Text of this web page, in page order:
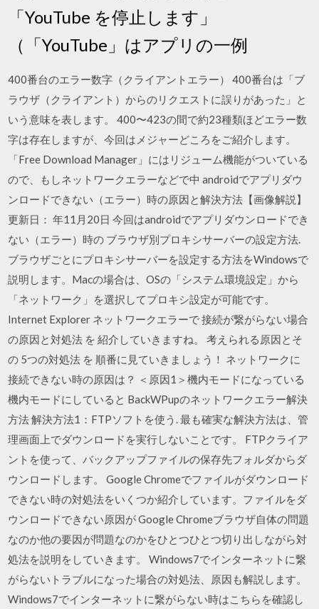
「YouTube を停止します」
（「YouTube」はアプリの一例
400番台のエラー数字（クライアントエラー） 400番台は「ブ
ラウザ（クライアント）からのリクエストに誤りがあった」と
いう意味を表します。 400〜423の間で約23種類ほどエラー数
字は存在しますが、今回はメジャーどころをご紹介します。
「Free Download Manager」にはリジューム機能がついている
ので、もしネットワークエラーなどで中 androidでアプリダウ
ンロードできない（エラー）時の原因と解決方法【画像解説】
更新日： 年11月20日 今回はandroidでアプリダウンロードでき
ない（エラー）時の ブラウザ別プロキシサーバーの設定方法.
ブラウザごとにプロキシサーバーを設定する方法をWindowsで
説明します。Macの場合は、OSの「システム環境設定」から
「ネットワーク」を選択してプロキシ設定が可能です。
Internet Explorer ネットワークエラーで 接続が繋がらない場合
の原因と対処法 を 紹介していきますね。 考えられる原因とそ
の 5つの対処法 を 順番に見ていきましょう！ ネットワークに
接続できない時の原因は？ ＜原因1＞機内モードになっている
機内モードにしていると BackWPupのネットワークエラー解決
方法 解決方法1：FTPソフトを使う. 最も確実な解決方法は、管
理画面上でダウンロードを実行しないことです。 FTPクライア
ントを使って、バックアップファイルの保存先フォルダからダ
ウンロードします。 Google Chromeでファイルがダウンロード
できない時の対処法をいくつか紹介しています。ファイルをダ
ウンロードできない原因が Google Chromeブラウザ自体の問題
なのか他の要因が問題なのかをひとつひとつ切り出しながら対
処法を説明をしていきます。 Windows7でインターネットに繋
がらないトラブルになった場合の対処法、原因も解説します。
Windows7でインターネットに繋がらない時はこちらを確認し